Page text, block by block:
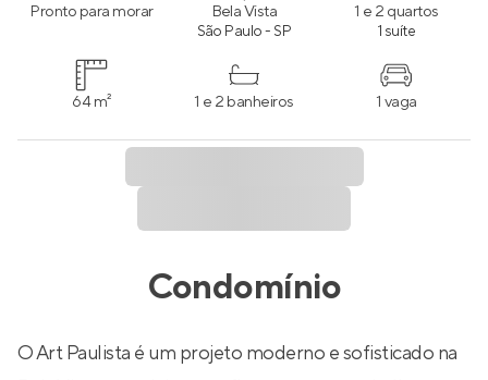
Pronto para morar Bela Vista
São Paulo - SP
1 e 2 quartos
1 suíte
64 m² 1 e 2 banheiros 1 vaga
Condomínio
O Art Paulista é um projeto moderno e sofisticado na